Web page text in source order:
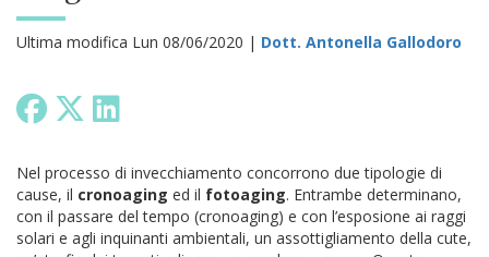
Ultima modifica Lun 08/06/2020 | Dott. Antonella Gallodoro
Nel processo di invecchiamento concorrono due tipologie di
cause, il cronoaging ed il fotoaging. Entrambe determinano,
con il passare del tempo (cronoaging) e con l’esposione ai raggi
solari e agli inquinanti ambientali, un assottigliamento della cute,